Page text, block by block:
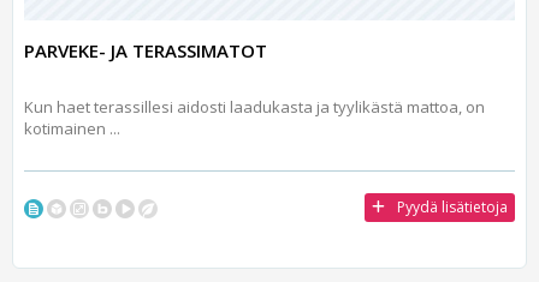
PARVEKE- JA TERASSIMATOT
Kun haet terassillesi aidosti laadukasta ja tyylikästä mattoa, on
kotimainen ...
Pyydä lisätietoja